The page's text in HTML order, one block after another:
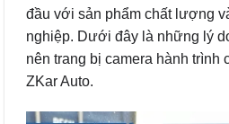
đầu với sản phẩm chất lượng
nghiệp. Dưới đây là những lý
nên trang bị camera hành trình
ZKar Auto.